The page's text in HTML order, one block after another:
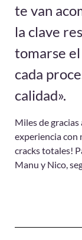
te van
la clave
tomarse
cada
calidad».
Miles de
experiencia con
cracks totales!
Manu y Nico,